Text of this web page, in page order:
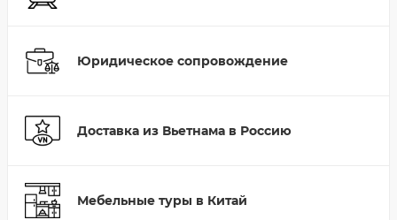
Юридическое сопровождение
Доставка из Вьетнама в Россию
Мебельные туры в Китай